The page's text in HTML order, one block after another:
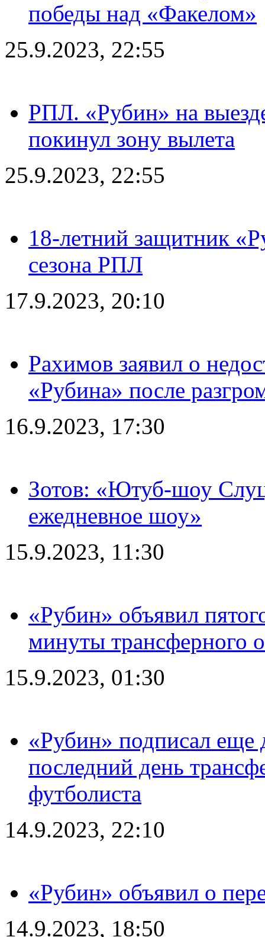
победы над «Факелом»
25.9.2023, 22:55
РПЛ. «Рубин» на
покинул зону вылета
25.9.2023, 22:55
18-летний защитник
сезона РПЛ
17.9.2023, 20:10
Рахимов заявил о
«Рубина» после
16.9.2023, 17:30
Зотов: «Ютуб-шоу
ежедневное шоу»
15.9.2023, 11:30
«Рубин» объявил
минуты трансферного
15.9.2023, 01:30
«Рубин» подписал еще
последний день
футболиста
14.9.2023, 22:10
«Рубин» объявил о
14.9.2023, 18:50